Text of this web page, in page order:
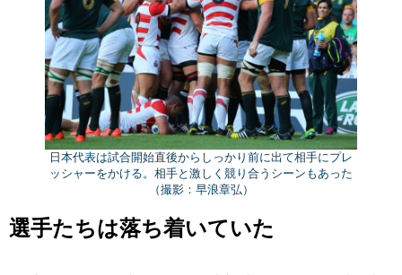
日本代表は試合開始直後からしっかり前に出て相手にプレ
ッシャーをかける。相手と激しく競り合うシーンもあった
（撮影：早浪章弘）
選手たちは落ち着いていた